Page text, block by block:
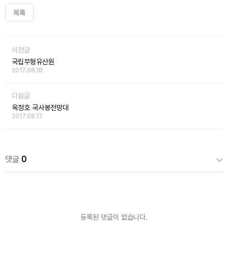
목록
이전글
국립무형유산원
2017.08.18
다음글
옥정호 국사봉전망대
2017.08.17
댓글 0
등록된 댓글이 없습니다.